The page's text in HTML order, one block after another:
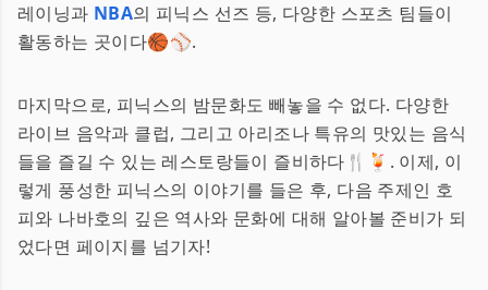
레이닝과 NBA의 피닉스 선즈 등, 다양한 스포츠 팀들이
활동하는 곳이다🏀⚾.
마지막으로, 피닉스의 밤문화도 빼놓을 수 없다. 다양한
라이브 음악과 클럽, 그리고 아리조나 특유의 맛있는 음식
들을 즐길 수 있는 레스토랑들이 즐비하다🍴🍹. 이제, 이
렇게 풍성한 피닉스의 이야기를 들은 후, 다음 주제인 호
피와 나바호의 깊은 역사와 문화에 대해 알아볼 준비가 되
었다면 페이지를 넘기자!